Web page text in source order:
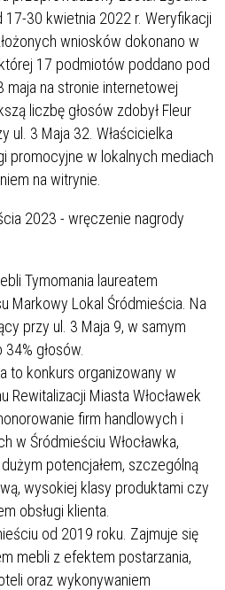
17-30 kwietnia 2022 r. Weryfikacji
wniosków dokonano w
17 podmiotów poddano pod
maja na stronie internetowej
liczbę głosów zdobył Fleur
ul. 3 Maja 32. Właścicielka
promocyjne w lokalnych mediach
na witrynie.
Tymomania laureatem
Markowy Lokal Śródmieścia. Na
przy ul. 3 Maja 9, w samym
głosów.
to konkurs organizowany w
Rewitalizacji Miasta Włocławek
firm handlowych i
w Śródmieściu Włocławka,
potencjałem, szczególną
wysokiej klasy produktami czy
obsługi klienta.
od 2019 roku. Zajmuje się
mebli z efektem postarzania,
oraz wykonywaniem